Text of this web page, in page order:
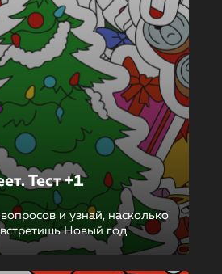
Тест +1
и узнай, насколько
Новый год